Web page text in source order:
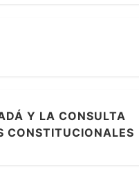
Y LA CONSULTA
CONSTITUCIONALES